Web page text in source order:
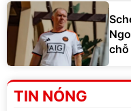
TIN NÓNG